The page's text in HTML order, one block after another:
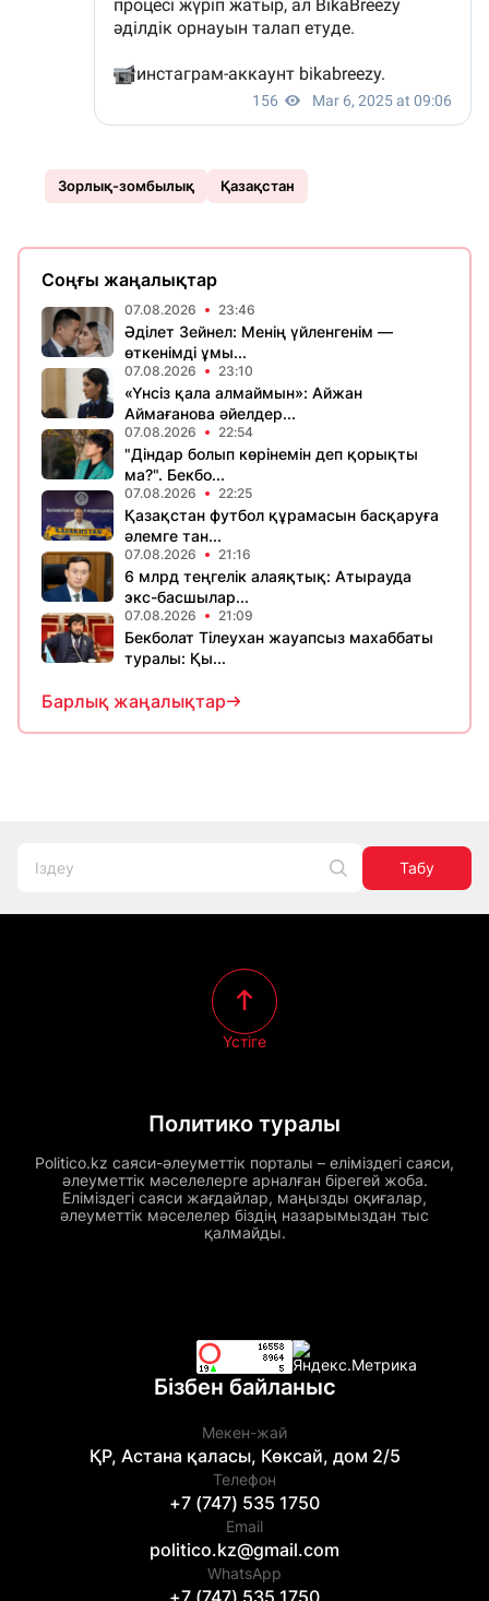
Зорлық-зомбылық Қазақстан
Соңғы жаңалықтар
07.08.2026 23:46
Әділет Зейнел: Менің үйленгенім —
өткенімді ұмы...
07.08.2026 23:10
«Үнсіз қала алмаймын»: Айжан
Аймағанова әйелдер...
07.08.2026 22:54
"Діндар болып көрінемін деп қорықты
ма?". Бекбо...
07.08.2026 22:25
Қазақстан футбол құрамасын басқаруға
әлемге тан...
07.08.2026 21:16
6 млрд теңгелік алаяқтық: Атырауда
экс-басшылар...
07.08.2026 21:09
Бекболат Тілеухан жауапсыз махаббаты
туралы: Қы...
Барлық жаңалықтар
Табу
Политико туралы
Politico.kz саяси-әлеуметтік порталы – еліміздегі саяси,
әлеуметтік мәселелерге арналған бірегей жоба.
Еліміздегі саяси жағдайлар, маңызды оқиғалар,
әлеуметтік мәселелер біздің назарымыздан тыс
қалмайды.
Үстіге
Бізбен байланыс
Мекен-жай
ҚР, Астана қаласы, Көксай, дом 2/5
Телефон
+7 (747) 535 1750
Email
politico.kz@gmail.com
WhatsApp
+7 (747) 535 1750